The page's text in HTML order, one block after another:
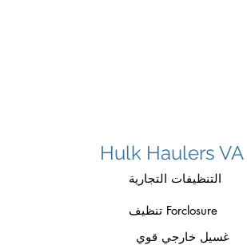
Hulk Haulers VA
التنظيفات التجارية
تنظيف Forclosure
غسيل خارجي قوي